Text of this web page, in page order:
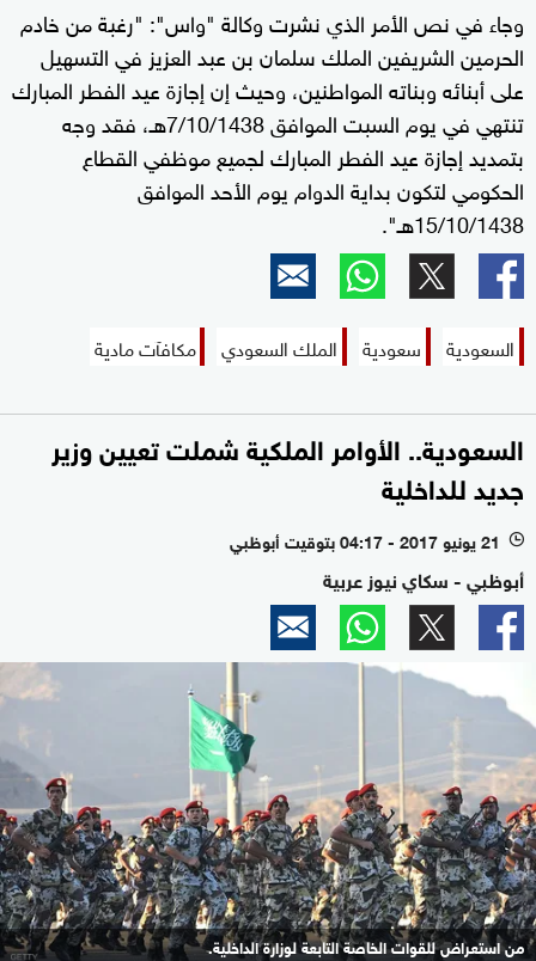
وجاء في نص الأمر الذي نشرت وكالة "واس": "رغبة من خادم
الحرمين الشريفين الملك سلمان بن عبد العزيز في التسهيل
على أبنائه وبناته المواطنين، وحيث إن إجازة عيد الفطر المبارك
تنتهي في يوم السبت الموافق 7/10/1438هـ، فقد وجه
بتمديد إجازة عيد الفطر المبارك لجميع موظفي القطاع
الحكومي لتكون بداية الدوام يوم الأحد الموافق
15/10/1438هـ".
السعودية سعودية الملك السعودي مكافآت مادية
السعودية.. الأوامر الملكية شملت تعيين وزير
جديد للداخلية
l 21 يونيو 2017 - 04:17 بتوقيت أبوظبي
أبوظبي - سكاي نيوز عربية
من استعراض للقوات الخاصة التابعة لوزارة الداخلية.